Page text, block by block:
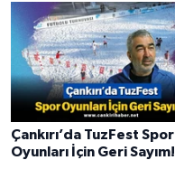
Çankırı’da TuzFest Spor
Oyunları İçin Geri Sayım!